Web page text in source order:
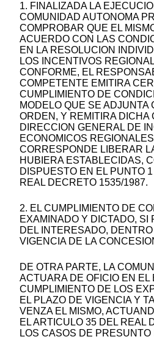
1. FINALIZADA LA
COMUNIDAD AUTONOMA
COMPROBAR QUE EL
ACUERDO CON LAS
EN LA RESOLUCION
LOS INCENTIVOS
CONFORME, EL
COMPETENTE EMITIRA
CUMPLIMIENTO DE
MODELO QUE SE ADJUNTA
ORDEN, Y REMITIRA DICHA
DIRECCION GENERAL DE
ECONOMICOS
CORRESPONDE LIBERAR
HUBIERA ESTABLECIDAS,
DISPUESTO EN EL PUNTO
REAL DECRETO 1535/1987.
2. EL CUMPLIMIENTO DE
EXAMINADO Y DICTADO, SI
DEL INTERESADO,
VIGENCIA DE LA
DE OTRA PARTE, LA
ACTUARA DE OFICIO EN EL
CUMPLIMIENTO DE LOS
EL PLAZO DE VIGENCIA Y
VENZA EL MISMO,
EL ARTICULO 35 DEL REAL
LOS CASOS DE